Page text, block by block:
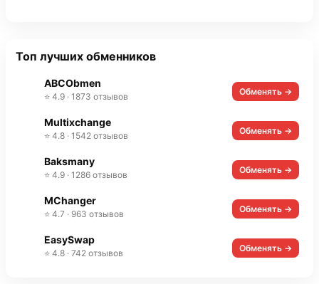
Топ лучших обменников
ABCObmen
⭐ 4.9 · 1873 отзывов Обменять →
Multixchange
⭐ 4.8 · 1542 отзывов Обменять →
Baksmany
⭐ 4.9 · 1286 отзывов Обменять →
MChanger
⭐ 4.7 · 963 отзывов Обменять →
EasySwap
⭐ 4.8 · 742 отзывов Обменять →